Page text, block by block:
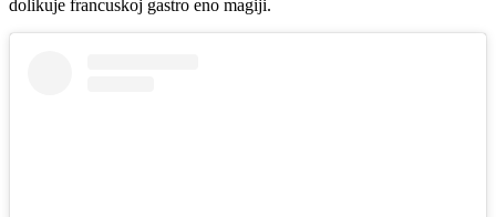
dolikuje francuskoj gastro eno magiji.